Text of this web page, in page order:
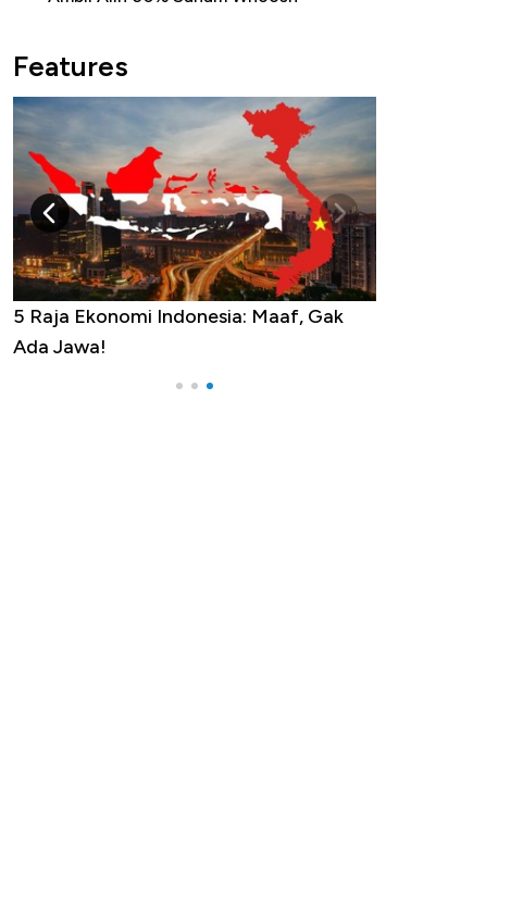
Features
5 Raja Ekonomi Indonesia: Maaf, Gak
Ada Jawa!